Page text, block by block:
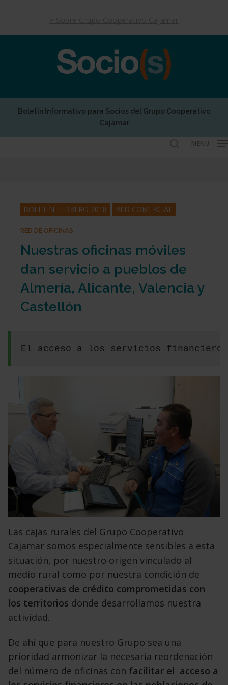
main
Boletín Informativo para Socios del Grupo Cooperativo
Cajamar
MENU
BOLETÍN FEBRERO 2018 RED COMERCIAL
RED DE OFICINAS
Nuestras oficinas móviles
dan servicio a pueblos de
Almería, Alicante, Valencia y
Castellón
El acceso a los servicios
Las cajas rurales del Grupo Cooperativo
Cajamar somos especialmente sensibles a esta
situación, por nuestro origen vinculado al
medio rural como por nuestra condición de
cooperativas de crédito comprometidas con
los territorios donde desarrollamos nuestra
actividad.
De ahí que para nuestro Grupo sea una
prioridad armonizar la necesaria reordenación
del número de oficinas con facilitar el acceso a